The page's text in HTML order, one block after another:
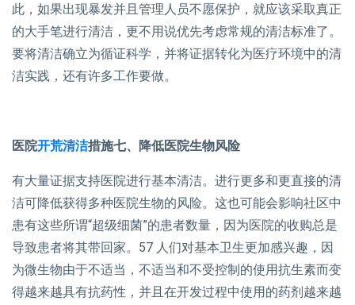
此，如果出现暴发并且管理人员不愿保护，就应该采取真正
的大手笔进行清洁，更不用说优先考虑常规的清洁标准了。
要将清洁确立为循证科学，并将证据转化为医疗环境中的清
洁实践，还有许多工作要做。
医院开荒清洁措施七、降低医院生物风险
有大量证据支持医院进行基本清洁。进行更多和更直接的清
洁可降低获得多种医院生物的风险。这也可能会影响社区中
患有这些所谓“超级细菌”的患者数量，因为医院的收购总是
导致患者将其带回家。57 人们对基本卫生更加感兴趣，因
为微生物由于不适当，不适当和不受控制的使用抗生素而变
得越来越具有抗药性，并且在开发过程中使用的药剂越来越